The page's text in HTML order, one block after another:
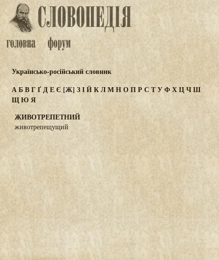
Українсько-російський словник
АБВГҐДЕЄ [Ж]ЗІЙКЛМНОПР С ТУФХЦЧШ
ЩЮ Я
ЖИВОТРЕПЕТНИЙ
животрепещущий